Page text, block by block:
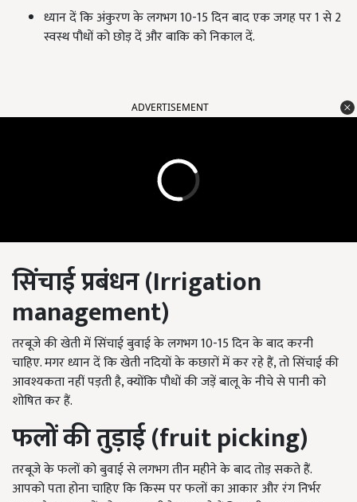
ध्यान दें कि अंकुरण के लगभग 10-15 दिन बाद एक जगह पर 1 से 2
स्वस्थ पौधों को छोड़ दें और बाकि को निकाल दें.
ADVERTISEMENT
सिंचाई प्रबंधन (Irrigation
management)
तरबूजे की खेती में सिंचाई बुवाई के लगभग 10-15 दिन के बाद करनी
चाहिए. मगर ध्यान दें कि खेती नदियों के कछारों में कर रहे हैं, तो सिंचाई की
आवश्यकता नहीं पड़ती है, क्योंकि पौधों की जड़ें बालू के नीचे से पानी को
शोषित कर हैं.
फलों की तुड़ाई (fruit picking)
तरबूजे के फलों को बुवाई से लगभग तीन महीने के बाद तोड़ सकते हैं.
आपको पता होना चाहिए कि किस्म पर फलों का आकार और रंग निर्भर